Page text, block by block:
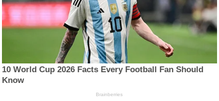
10 World Cup 2026 Facts Every Football Fan Should
Know
Brainberries